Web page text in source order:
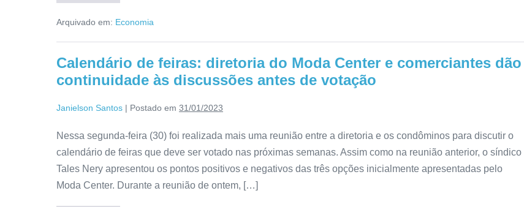
Arquivado em: Economia
Calendário de feiras: diretoria do Moda Center e comerciantes dão
continuidade às discussões antes de votação
Janielson Santos | Postado em 31/01/2023
Nessa segunda-feira (30) foi realizada mais uma reunião entre a diretoria e os condôminos para discutir o
calendário de feiras que deve ser votado nas próximas semanas. Assim como na reunião anterior, o síndico
Tales Nery apresentou os pontos positivos e negativos das três opções inicialmente apresentadas pelo
Moda Center. Durante a reunião de ontem, […]